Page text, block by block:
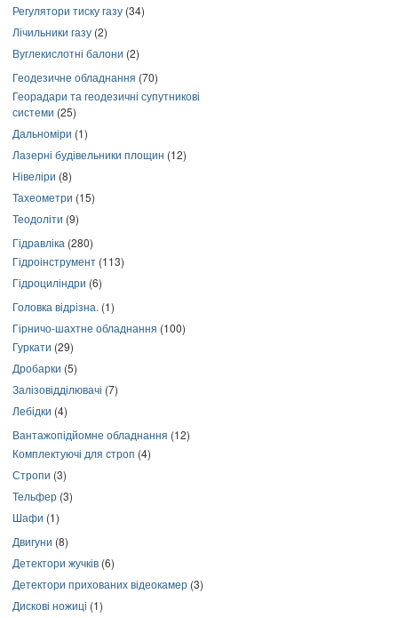
Регулятори тиску газу (34)
Лічильники газу (2)
Вуглекислотні балони (2)
Геодезичне обладнання (70)
Георадари та геодезичні супутникові
системи (25)
Дальноміри (1)
Лазерні будівельники площин (12)
Нівеліри (8)
Тахеометри (15)
Теодоліти (9)
Гідравліка (280)
Гідроінструмент (113)
Гідроциліндри (6)
Головка відрізна. (1)
Гірничо-шахтне обладнання (100)
Гуркати (29)
Дробарки (5)
Залізовідділювачі (7)
Лебідки (4)
Вантажопідйомне обладнання (12)
Комплектуючі для строп (4)
Стропи (3)
Тельфер (3)
Шафи (1)
Двигуни (8)
Детектори жучків (6)
Детектори прихованих відеокамер (3)
Дискові ножиці (1)